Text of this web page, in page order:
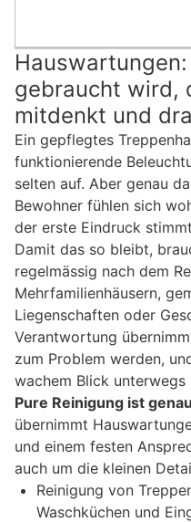
gebraucht wird,
mitdenkt und
Ein gepflegtes
funktionierende
selten auf. Aber genau
Bewohner fühlen sich
der erste Eindruck
Damit das so bleibt,
regelmässig nach dem
Mehrfamilienhäusern,
Liegenschaften oder
Verantwortung
zum Problem werden,
wachem Blick unterwegs
Pure Reinigung ist
übernimmt
und einem festen
auch um die kleinen
Reinigung von
Waschküchen und